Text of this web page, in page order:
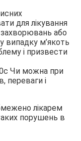
для лікування
або
випадку м’якоть
і призвести
лікарем
порушень в